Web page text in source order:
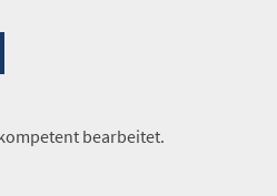
bearbeitet.